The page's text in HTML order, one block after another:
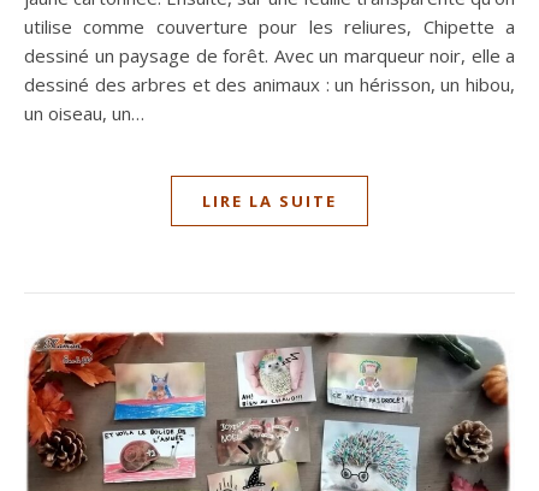
utilise comme couverture pour les reliures, Chipette a
dessiné un paysage de forêt. Avec un marqueur noir, elle a
dessiné des arbres et des animaux : un hérisson, un hibou,
un oiseau, un…
LIRE LA SUITE